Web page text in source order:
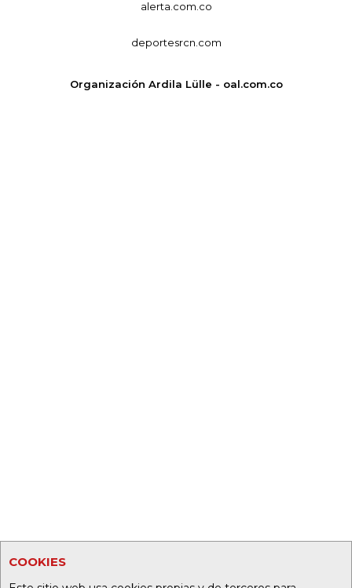
COOKIES
alerta.com.co
deportesrcn.com
Organización Ardila Lülle - oal.com.co